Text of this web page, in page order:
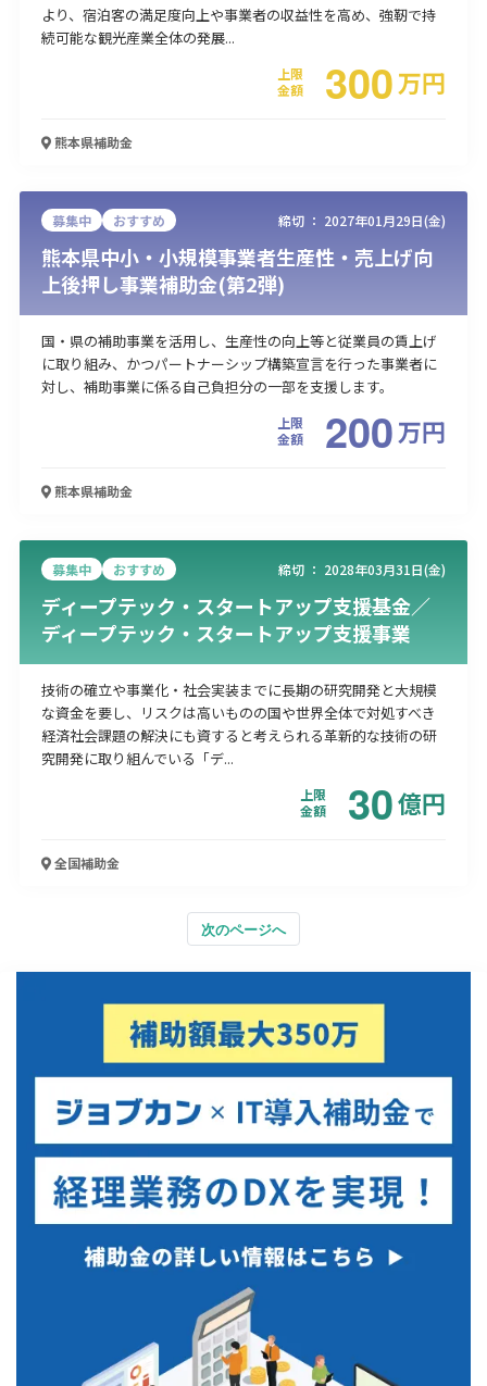
より、宿泊客の満足度向上や事業者の収益性を高め、強靭で持
続可能な観光産業全体の発展...
上限
金額
300万円
熊本県補助金
募集中 おすすめ 締切 ： 2027年01月29日(金)
熊本県中小・小規模事業者生産性・売上げ向
上後押し事業補助金(第2弾)
国・県の補助事業を活用し、生産性の向上等と従業員の賃上げ
に取り組み、かつパートナーシップ構築宣言を行った事業者に
対し、補助事業に係る自己負担分の一部を支援します。
上限
金額
200万円
熊本県補助金
募集中 おすすめ 締切 ： 2028年03月31日(金)
ディープテック・スタートアップ支援基金／
ディープテック・スタートアップ支援事業
技術の確立や事業化・社会実装までに長期の研究開発と大規模
な資金を要し、リスクは高いものの国や世界全体で対処すべき
経済社会課題の解決にも資すると考えられる革新的な技術の研
究開発に取り組んでいる「デ...
上限
金額
30億円
全国補助金
次のページへ